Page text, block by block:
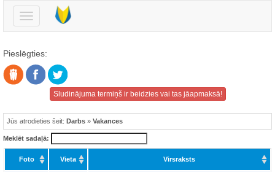
Pārslēgt
navigāciju
Pieslēgties:
Sludinājuma termiņš ir beidzies vai tas jāapmaksā!
Jūs atrodieties šeit: Darbs » Vakances
Meklēt sadaļā:
Foto Vieta Virsraksts